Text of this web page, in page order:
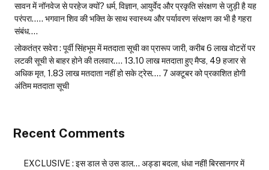
सावन में नॉनवेज से परहेज क्यों? धर्म, विज्ञान, आयुर्वेद और प्रकृति संरक्षण से जुड़ी है यह
परंपरा….. भगवान शिव की भक्ति के साथ स्वास्थ्य और पर्यावरण संरक्षण का भी है गहरा
संबंध….
लोकतंत्र सवेरा : पूर्वी सिंहभूम में मतदाता सूची का प्रारूप जारी, करीब 6 लाख वोटरों पर
लटकी सूची से बाहर होने की तलवार…. 13.10 लाख मतदाता हुए मैप्ड, 49 हजार से
अधिक मृत, 1.83 लाख मतदाता नहीं हो सके ट्रेस…. 7 अक्टूबर को प्रकाशित होगी
अंतिम मतदाता सूची
Recent Comments
EXCLUSIVE : इस डाल से उस डाल… अड्डा बदला, धंधा नहीं! बिरसानगर में